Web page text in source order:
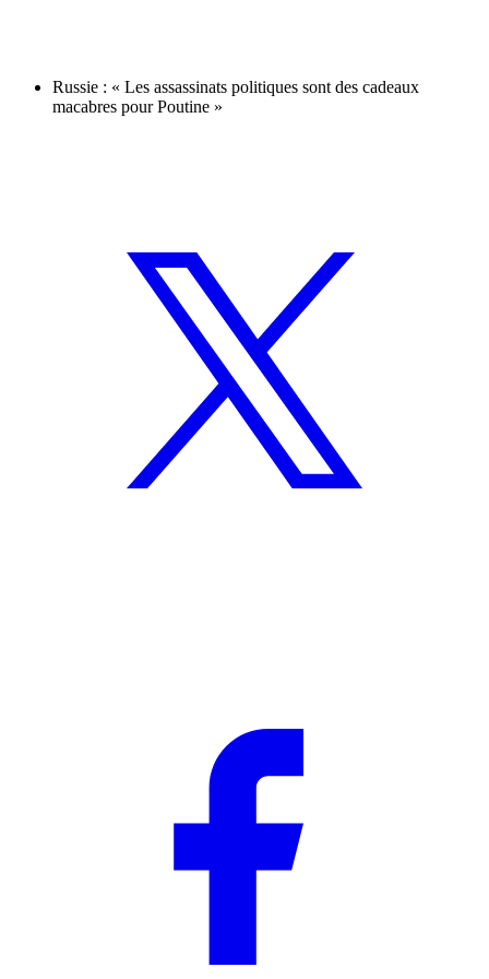
Russie : « Les assassinats politiques sont des cadeaux
macabres pour Poutine »